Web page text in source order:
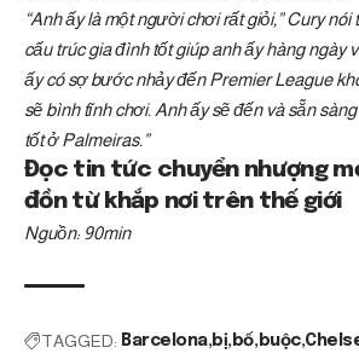
“Anh ấy là một người chơi rất giỏi,” Cury nói
cấu trúc gia đình tốt giúp anh ấy hàng ngày
ấy có sợ bước nhảy đến Premier League
sẽ bình tĩnh chơi. Anh ấy sẽ đến và sẵn
tốt ở Palmeiras.”
Đọc tin tức chuyển nhượng
đồn từ khắp nơi trên thế giới
Nguồn: 90min
TAGGED: Barcelona bị bố buộc